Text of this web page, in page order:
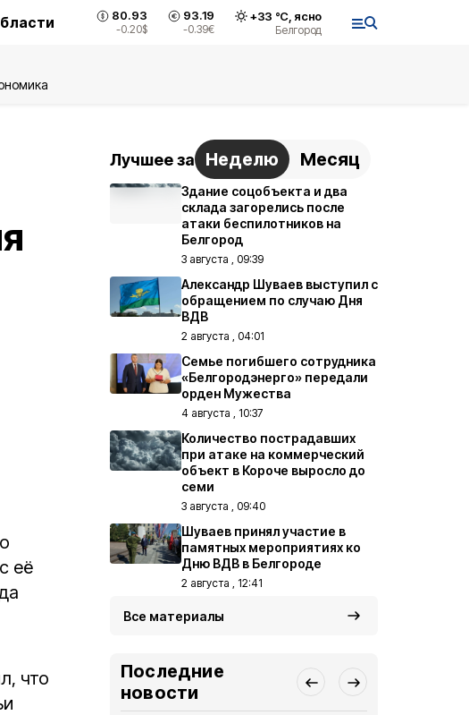
80.93
-0.20$
93.19
-0.39€
+33 °С, ясно
Белгород
её
что
Лучшее за Неделю Месяц
Здание соцобъекта и два
склада загорелись после
атаки беспилотников на
Белгород
3 августа , 09:39
Александр Шуваев выступил с
обращением по случаю Дня
ВДВ
2 августа , 04:01
Семье погибшего сотрудника
«Белгородэнерго» передали
орден Мужества
4 августа , 10:37
Количество пострадавших
при атаке на коммерческий
объект в Короче выросло до
семи
3 августа , 09:40
Шуваев принял участие в
памятных мероприятиях ко
Дню ВДВ в Белгороде
2 августа , 12:41
Все материалы
Последние
новости